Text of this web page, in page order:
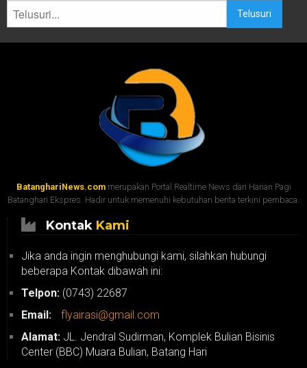
Telusuri
BatanghariNews.commerupakan Portal Realtime News dari Harian Pagi
Batanghari Ekspres. Hadir untuk memenuhi kebutuhan berita terkini pembaca.
Kontak Kami
Jika anda ingin menghubungi kami, silahkan hubungi
beberapa Kontak dibawah ini:
Telpon: (0743) 22687
Email:
flyairasi@gmail.com
Alamat: JL. Jendral Sudirman, Komplek Bulian Bisinis
Center (BBC) Muara Bulian, Batang Hari